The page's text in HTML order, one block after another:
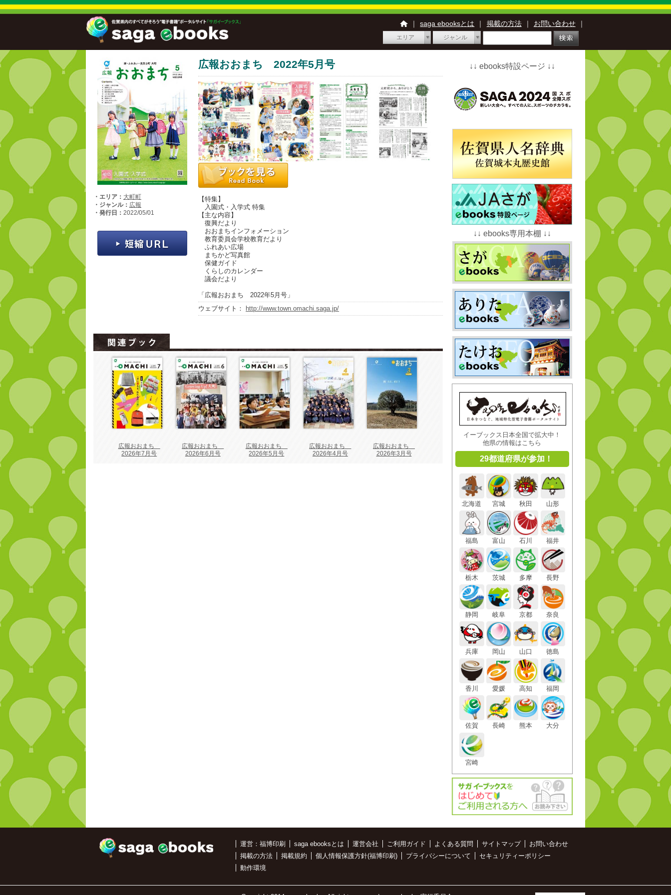
｜ saga ebooksとは ｜ 掲載の方法 ｜ お問い合わせ ｜
エリア ジャンル
・エリア： 大町町
・ジャンル： 広報
・発行日： 2022/05/01
広報おおまち 2022年5月号
【特集】
入園式・入学式 特集
【主な内容】
復興だより
おおまちインフォメーション
教育委員会学校教育だより
ふれあい広場
まちかど写真館
保健ガイド
くらしのカレンダー
議会だより
「広報おおまち 2022年5月号」
ウェブサイト：
http://www.town.omachi.saga.jp/
広報おおまち
2026年7月号
広報おおまち
2026年6月号
広報おおまち
2026年5月号
広報おおまち
2026年4月号
広報おおまち
2026年3月号
↓↓ ebooks特設ページ ↓↓
↓↓ ebooks専用本棚 ↓↓
イーブックス日本全国で拡大中！
他県の情報はこちら
29都道府県が参加！
北海道 宮城 秋田 山形
福島 富山 石川 福井
栃木 茨城 多摩 長野
静岡 岐阜 京都 奈良
兵庫 岡山 山口 徳島
香川 愛媛 高知 福岡
佐賀 長崎 熊本 大分
宮崎
運営：福博印刷 saga ebooksとは 運営会社 ご利用ガイド よくある質問 サイトマップ
お問い合わせ
掲載の方法
掲載規約 個人情報保護方針(福博印刷) プライバシーについて
セキュリティーポリシー
動作環境